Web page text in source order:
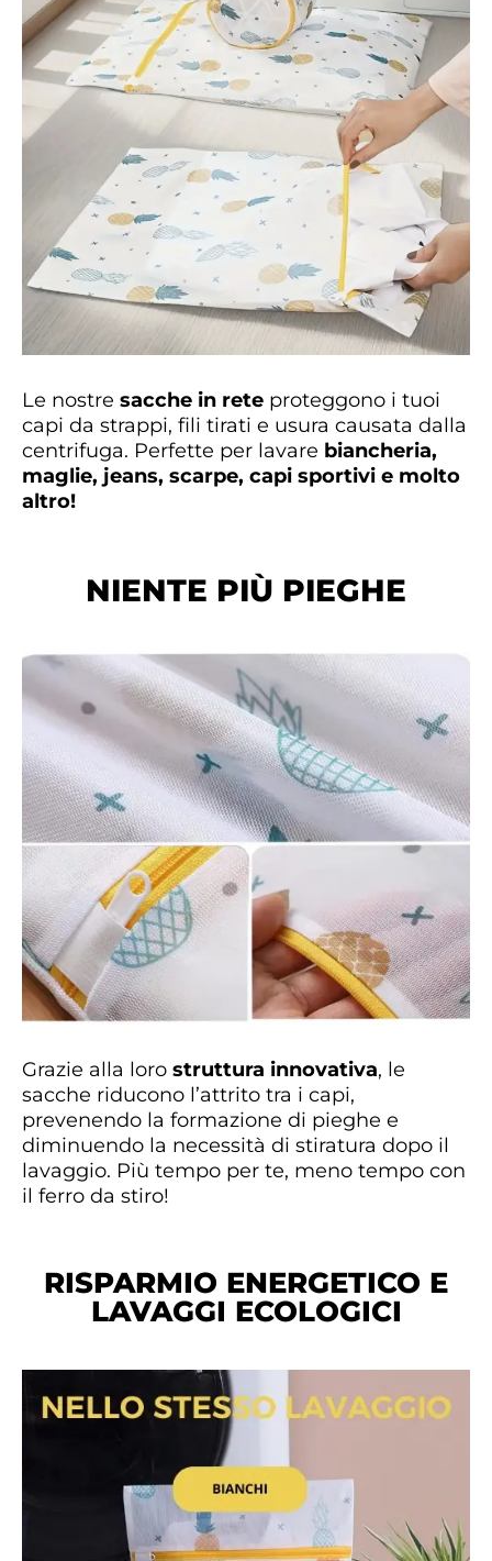
Le nostre sacche in rete proteggono i tuoi
capi da strappi, fili tirati e usura causata dalla
centrifuga. Perfette per lavare biancheria,
maglie, jeans, scarpe, capi sportivi e molto
altro!
NIENTE PIÙ PIEGHE
Grazie alla loro struttura innovativa, le
sacche riducono l’attrito tra i capi,
prevenendo la formazione di pieghe e
diminuendo la necessità di stiratura dopo il
lavaggio. Più tempo per te, meno tempo con
il ferro da stiro!
RISPARMIO ENERGETICO E
LAVAGGI ECOLOGICI